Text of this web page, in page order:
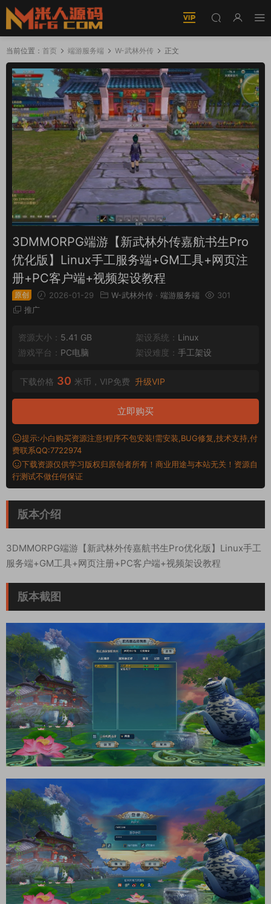
当前位置： 首页 端游服务端 W-武林外传 正文
3DMMORPG端游【新武林外传嘉航书生Pro
优化版】Linux手工服务端+GM工具+网页注
册+PC客户端+视频架设教程
原创 2026-01-29 W-武林外传 · 端游服务端
301
推广
资源大小： 5.41 GB 架设系统： Linux
游戏平台： PC电脑 架设难度： 手工架设
下载价格 30 米币，VIP免费 升级VIP
立即购买
提示:小白购买资源注意!程序不包安装!需安装,BUG修复,技术支持,付
费联系QQ:7722974
下载资源仅供学习版权归原创者所有！商业用途与本站无关！资源自
行测试不做任何保证
版本介绍
3DMMORPG端游【新武林外传嘉航书生Pro优化版】Linux手工
服务端+GM工具+网页注册+PC客户端+视频架设教程
版本截图